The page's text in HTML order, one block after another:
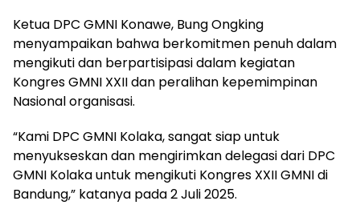
‎Ketua DPC GMNI Konawe, Bung Ongking
menyampaikan bahwa berkomitmen penuh dalam
mengikuti dan berpartisipasi dalam kegiatan
Kongres GMNI XXII dan peralihan kepemimpinan
Nasional organisasi.
‎“Kami DPC GMNI Kolaka, sangat siap untuk
menyukseskan dan mengirimkan delegasi dari DPC
GMNI Kolaka untuk mengikuti Kongres XXII GMNI di
Bandung,” katanya pada 2 Juli 2025.